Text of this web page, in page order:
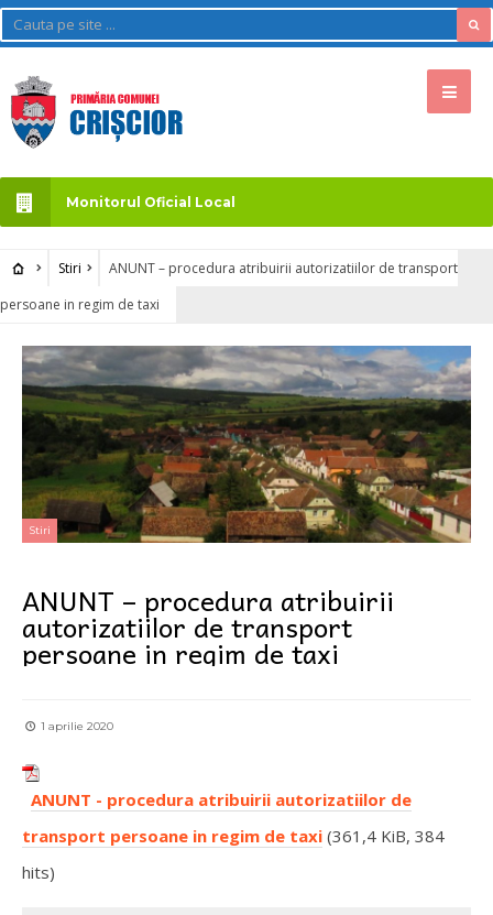
Monitorul Oficial Local
Stiri
ANUNT – procedura atribuirii autorizatiilor de transport
persoane in regim de taxi
Stiri
ANUNT – procedura atribuirii
autorizatiilor de transport
persoane in regim de taxi
1 aprilie 2020
ANUNT - procedura atribuirii autorizatiilor de
transport persoane in regim de taxi (361,4 KiB, 384
hits)